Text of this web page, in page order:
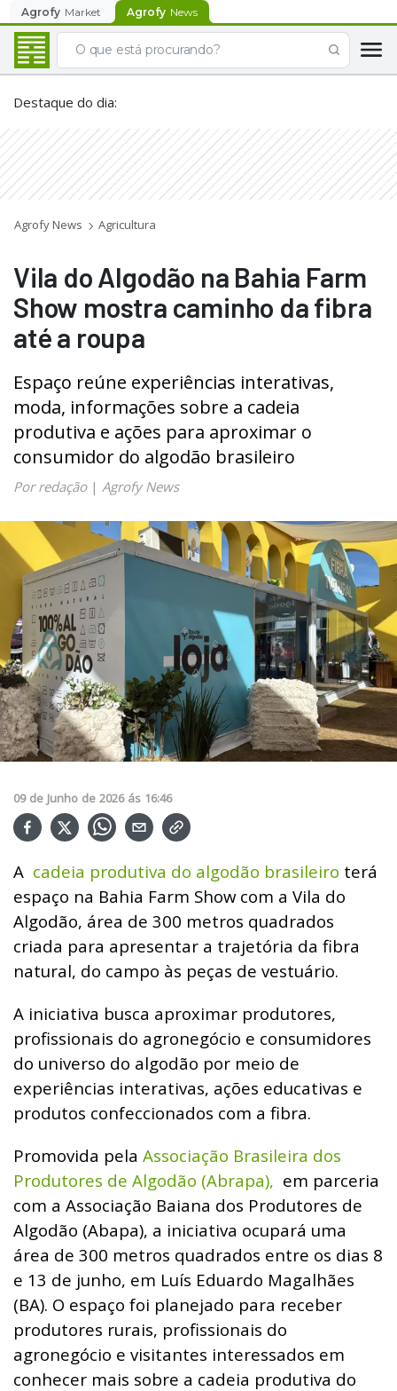
Agrofy Market Agrofy News
Destaque do dia:
Agrofy News Agricultura
Vila do Algodão na Bahia Farm
Show mostra caminho da fibra
até a roupa
Espaço reúne experiências interativas,
moda, informações sobre a cadeia
produtiva e ações para aproximar o
consumidor do algodão brasileiro
Por redação| Agrofy News
09 de Junho de 2026 ás 16:46
A cadeia produtiva do algodão brasileiro terá
espaço na Bahia Farm Show com a Vila do
Algodão, área de 300 metros quadrados
criada para apresentar a trajetória da fibra
natural, do campo às peças de vestuário.
A iniciativa busca aproximar produtores,
profissionais do agronegócio e consumidores
do universo do algodão por meio de
experiências interativas, ações educativas e
produtos confeccionados com a fibra.
Promovida pela Associação Brasileira dos
Produtores de Algodão (Abrapa), em parceria
com a Associação Baiana dos Produtores de
Algodão (Abapa), a iniciativa ocupará uma
área de 300 metros quadrados entre os dias 8
e 13 de junho, em Luís Eduardo Magalhães
(BA). O espaço foi planejado para receber
produtores rurais, profissionais do
agronegócio e visitantes interessados em
conhecer mais sobre a cadeia produtiva do